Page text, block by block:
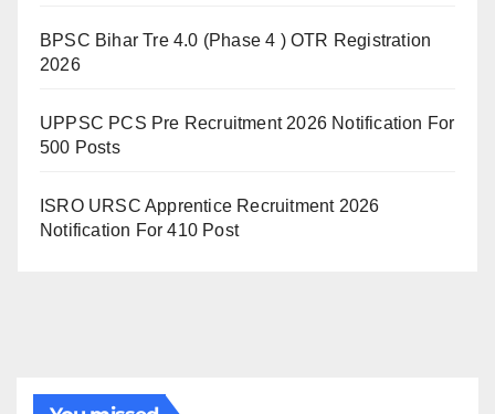
BPSC Bihar Tre 4.0 (Phase 4 ) OTR Registration
2026
UPPSC PCS Pre Recruitment 2026 Notification For
500 Posts
ISRO URSC Apprentice Recruitment 2026
Notification For 410 Post